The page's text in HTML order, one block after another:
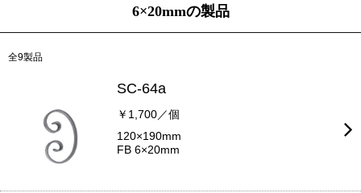
6×20mmの製品
全9製品
SC-64a
￥1,700／個
120×190mm
FB 6×20mm